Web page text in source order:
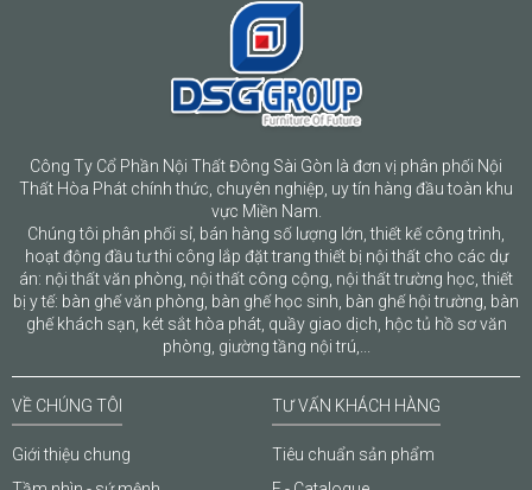
Công Ty Cổ Phần Nội Thất Đông Sài Gòn là đơn vị phân phối Nội
Thất Hòa Phát chính thức, chuyên nghiệp, uy tín hàng đầu toàn khu
vực Miền Nam.
Chúng tôi phân phối sỉ, bán hàng số lượng lớn, thiết kế công trình,
hoạt động đầu tư thi công lắp đặt trang thiết bị nội thất cho các dự
án: nội thất văn phòng, nội thất công cộng, nội thất trường học, thiết
bị y tế: bàn ghế văn phòng, bàn ghế học sinh, bàn ghế hội trường, bàn
ghế khách sạn, két sắt hòa phát, quầy giao dịch, hộc tủ hồ sơ văn
phòng, giường tầng nội trú,...
VỀ CHÚNG TÔI
Giới thiệu chung
TƯ VẤN KHÁCH HÀNG
Tiêu chuẩn sản phẩm